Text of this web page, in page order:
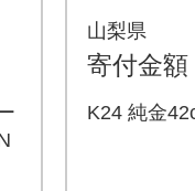
レスレ
山梨県
寄付金額
K24 純金